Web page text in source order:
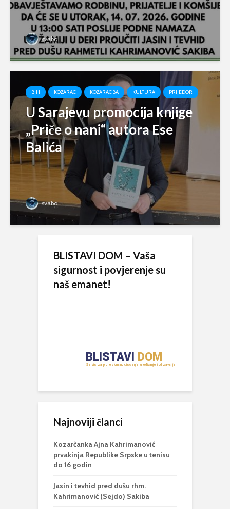
svabo
BIH KOZARAC KOZARAC.BA KULTURA PRIJEDOR
U Sarajevu promocija knjige
„Priče o nani“ autora Ese
Balića
svabo
BLISTAVI DOM – Vaša
sigurnost i povjerenje su
naš emanet!
Najnoviji članci
Kozarčanka Ajna Kahrimanović
prvakinja Republike Srpske u tenisu
do 16 godin
Jasin i tevhid pred dušu rhm.
Kahrimanović (Sejdo) Sakiba